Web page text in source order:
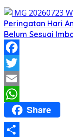
Peringatan Hari
Belum Sesuai
Facebook
Twitter
Email
WhatsApp
Share